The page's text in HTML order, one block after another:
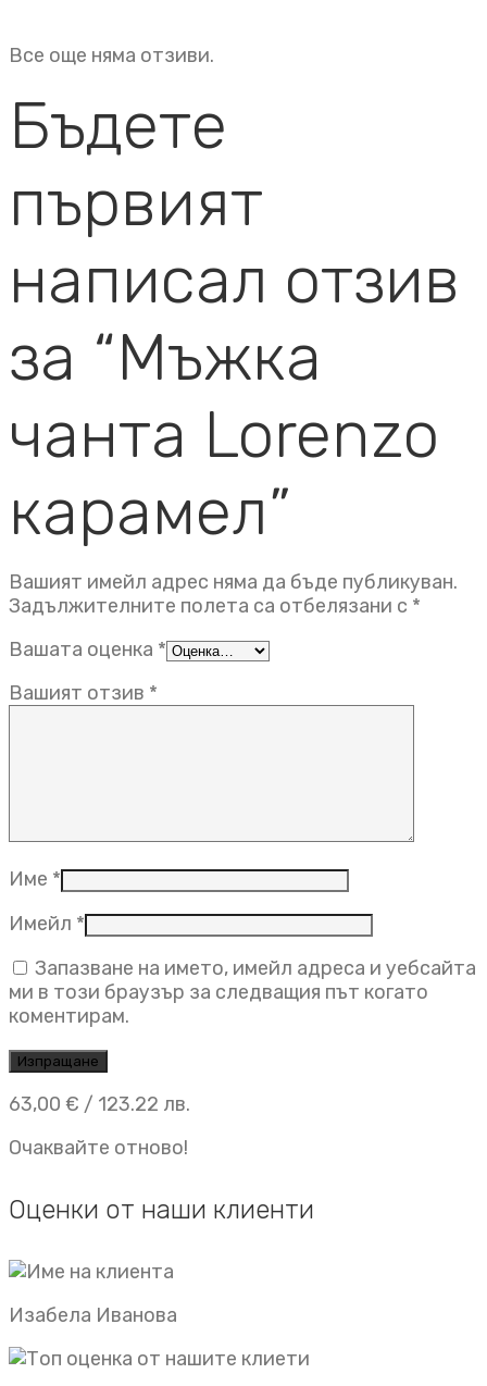
Все още няма отзиви.
Бъдете
първият
написал отзив
за “Мъжка
чанта Lorenzo
карамел”
Вашият имейл адрес няма да бъде публикуван.
Задължителните полета са отбелязани с *
Вашата оценка *
Вашият отзив *
Име *
Имейл *
Запазване на името, имейл адреса и уебсайта
ми в този браузър за следващия път когато
коментирам.
63,00 € / 123.22 лв.
Очаквайте отново!
Оценки от наши клиенти
Изабела Иванова